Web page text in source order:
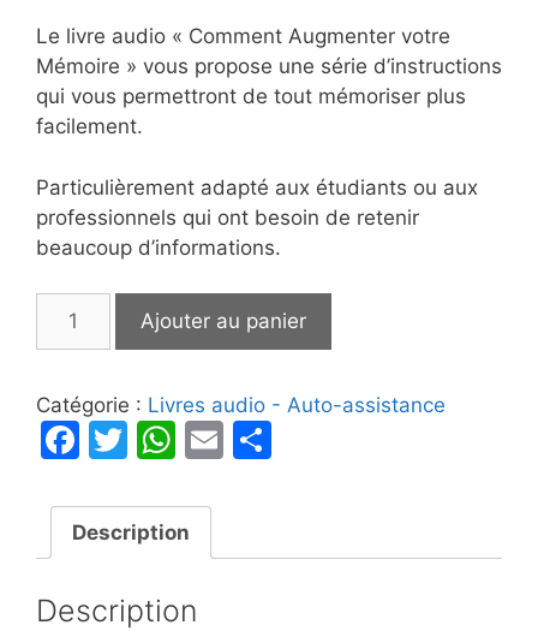
Le livre audio « Comment Augmenter votre
Mémoire » vous propose une série d’instructions
qui vous permettront de tout mémoriser plus
facilement.
Particulièrement adapté aux étudiants ou aux
professionnels qui ont besoin de retenir
beaucoup d’informations.
quantité
Augmenter
votre
Mémoire
Ajouter au panier
Catégorie : Livres audio - Auto-assistance
F
c
e
b
T
itt
er
W
at
s
A
E
l
g
Description
Description